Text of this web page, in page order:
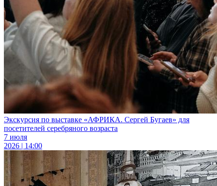
Экскурсия по выставке «АФРИКА. Сергей Бугаев» для
посетителей серебряного возраста
7 июля
2026 | 14:00